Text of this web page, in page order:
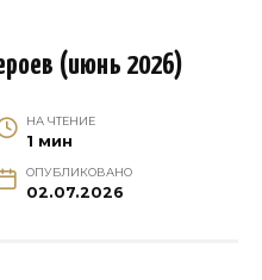
(июнь 2026)
НА ЧТЕНИЕ
1 мин
ОПУБЛИКОВАНО
02.07.2026